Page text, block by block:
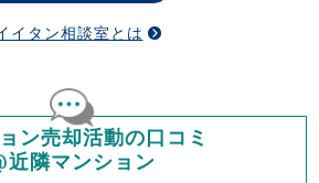
イタン相談室とは
ン売却活動の口コミ
近隣マンション